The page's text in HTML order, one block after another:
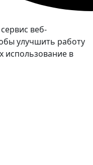
веб-
улучшить работу
использование в